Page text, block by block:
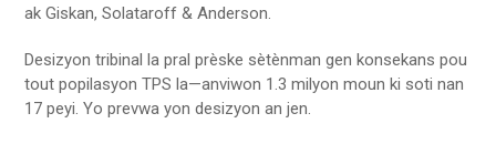
ak Giskan, Solataroff & Anderson.
Desizyon tribinal la pral prèske sètènman gen konsekans pou
tout popilasyon TPS la—anviwon 1.3 milyon moun ki soti nan
17 peyi. Yo prevwa yon desizyon an jen.